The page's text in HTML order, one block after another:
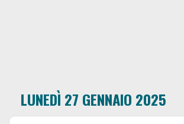
LUNEDÌ 27 GENNAIO 2025